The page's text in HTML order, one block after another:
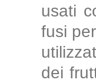
usati
fusi
dei